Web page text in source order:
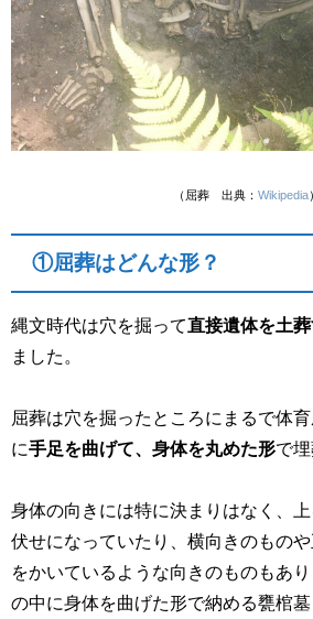
（屈葬 出典： Wikipedia
①屈葬はどんな形？
縄文時代は穴を掘って直接遺体を土
ました。
屈葬は穴を掘ったところにまるで体
に手足を曲げて、身体を丸めた形で埋
身体の向きには特に決まりはなく、
伏せになっていたり、横向きのもの
をかいているような向きのものもあ
の中に身体を曲げた形で納める甕棺